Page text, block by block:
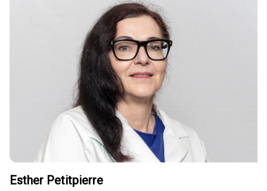
Esther Petitpierre